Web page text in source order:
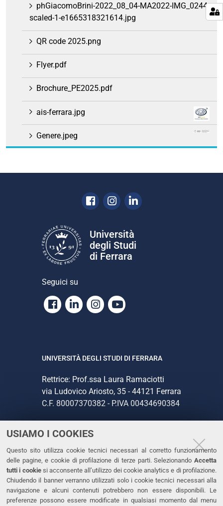
USIAMO I COOKIES
Questo sito utilizza cookie tecnici necessari al corretto funzionamento
delle pagine, e cookie di profilazione di terze parti. Selezionando Accetta
tutti i cookiesi acconsente all’utilizzo dei cookie analytics e di profilazione.
Chiudendo il banner verranno utilizzati solo i cookie tecnici necessari alla
navigazione e alcuni contenuti potrebbero non essere disponibili. Le
preferenze possono essere modificate in qualsiasi momento dal menu
phGiacomoBrini-2022_08_04-MA2022-IMG_0244-
scaled-1-e1665318321614.jpg
QR code 2025.png
Flyer.pdf
Brochure_PE2025.pdf
ais-ferrara.jpg
Genere.jpeg
Facebook
Instagram
Linkedin
Università
degli Studi
di Ferrara
Seguici su
Facebook
LinkedinInstagram
Youtube
UNIVERSITÀ DEGLI STUDI DI FERRARA
Rettrice: Prof.ssa Laura Ramaciotti
via Ludovico Ariosto, 35 - 44121 Ferrara
C.F. 80007370382 - P.IVA 00434690384
CONTATTI
Tel. +39 0532 293111
Fax. +39 0532 293031
PEC